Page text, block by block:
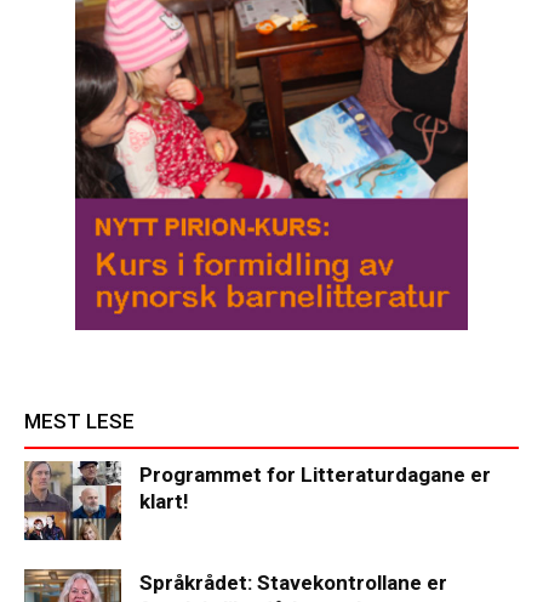
MEST LESE
Programmet for Litteraturdagane er
klart!
Språkrådet: Stavekontrollane er